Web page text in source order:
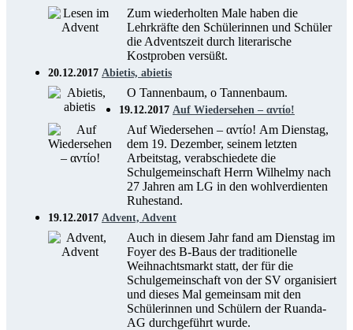
Zum wiederholten Male haben die
Lehrkräfte den Schülerinnen und Schüler
die Adventszeit durch literarische
Kostproben versüßt.
20.12.2017 Abietis, abietis
O Tannenbaum, o Tannenbaum.
19.12.2017 Auf Wiedersehen – αντίο!
Auf Wiedersehen – αντίο! Am Dienstag,
dem 19. Dezember, seinem letzten
Arbeitstag, verabschiedete die
Schulgemeinschaft Herrn Wilhelmy nach
27 Jahren am LG in den wohlverdienten
Ruhestand.
19.12.2017 Advent, Advent
Auch in diesem Jahr fand am Dienstag im
Foyer des B-Baus der traditionelle
Weihnachtsmarkt statt, der für die
Schulgemeinschaft von der SV organisiert
und dieses Mal gemeinsam mit den
Schülerinnen und Schülern der Ruanda-
AG durchgeführt wurde.